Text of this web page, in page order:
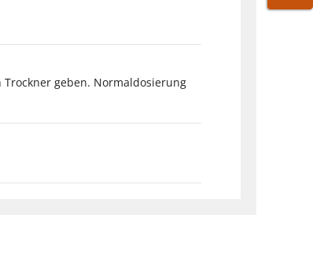
geben. Normaldosierung